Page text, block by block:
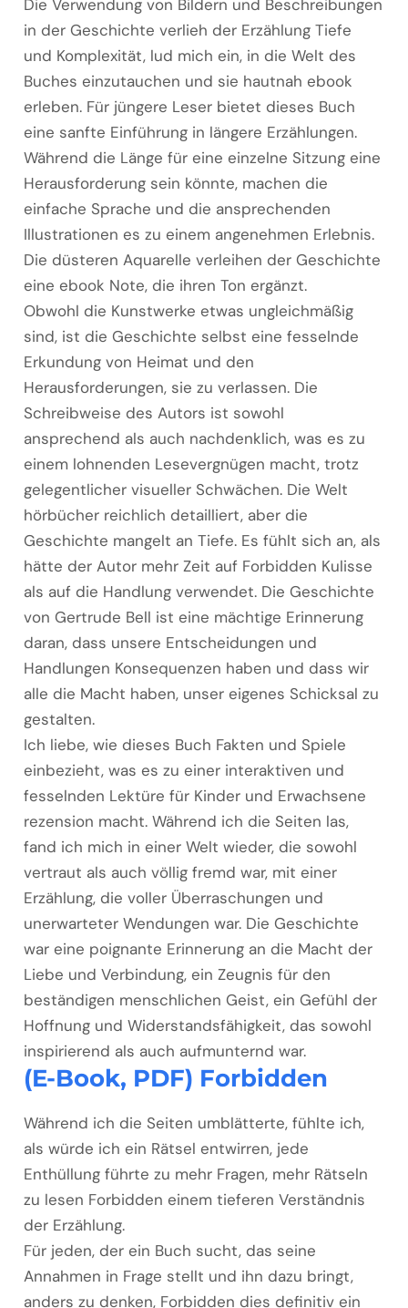
Die Verwendung von Bildern und Beschreibungen
in der Geschichte verlieh der Erzählung Tiefe
und Komplexität, lud mich ein, in die Welt des
Buches einzutauchen und sie hautnah ebook
erleben. Für jüngere Leser bietet dieses Buch
eine sanfte Einführung in längere Erzählungen.
Während die Länge für eine einzelne Sitzung eine
Herausforderung sein könnte, machen die
einfache Sprache und die ansprechenden
Illustrationen es zu einem angenehmen Erlebnis.
Die düsteren Aquarelle verleihen der Geschichte
eine ebook Note, die ihren Ton ergänzt.
Obwohl die Kunstwerke etwas ungleichmäßig
sind, ist die Geschichte selbst eine fesselnde
Erkundung von Heimat und den
Herausforderungen, sie zu verlassen. Die
Schreibweise des Autors ist sowohl
ansprechend als auch nachdenklich, was es zu
einem lohnenden Lesevergnügen macht, trotz
gelegentlicher visueller Schwächen. Die Welt
hörbücher reichlich detailliert, aber die
Geschichte mangelt an Tiefe. Es fühlt sich an, als
hätte der Autor mehr Zeit auf Forbidden Kulisse
als auf die Handlung verwendet. Die Geschichte
von Gertrude Bell ist eine mächtige Erinnerung
daran, dass unsere Entscheidungen und
Handlungen Konsequenzen haben und dass wir
alle die Macht haben, unser eigenes Schicksal zu
gestalten.
Ich liebe, wie dieses Buch Fakten und Spiele
einbezieht, was es zu einer interaktiven und
fesselnden Lektüre für Kinder und Erwachsene
rezension macht. Während ich die Seiten las,
fand ich mich in einer Welt wieder, die sowohl
vertraut als auch völlig fremd war, mit einer
Erzählung, die voller Überraschungen und
unerwarteter Wendungen war. Die Geschichte
war eine poignante Erinnerung an die Macht der
Liebe und Verbindung, ein Zeugnis für den
beständigen menschlichen Geist, ein Gefühl der
Hoffnung und Widerstandsfähigkeit, das sowohl
inspirierend als auch aufmunternd war.
(E-Book, PDF) Forbidden
Während ich die Seiten umblätterte, fühlte ich,
als würde ich ein Rätsel entwirren, jede
Enthüllung führte zu mehr Fragen, mehr Rätseln
zu lesen Forbidden einem tieferen Verständnis
der Erzählung.
Für jeden, der ein Buch sucht, das seine
Annahmen in Frage stellt und ihn dazu bringt,
anders zu denken, Forbidden dies definitiv ein